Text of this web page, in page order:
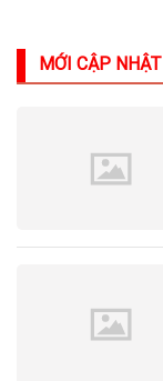
MỚI CẬP NHẬT